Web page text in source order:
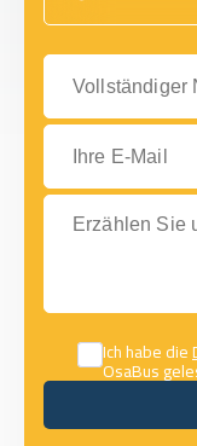
Vollständiger
Ihre E-Mail
Erzählen Sie uns
Ich habe die
OsaBus